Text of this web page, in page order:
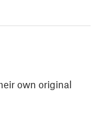
own original